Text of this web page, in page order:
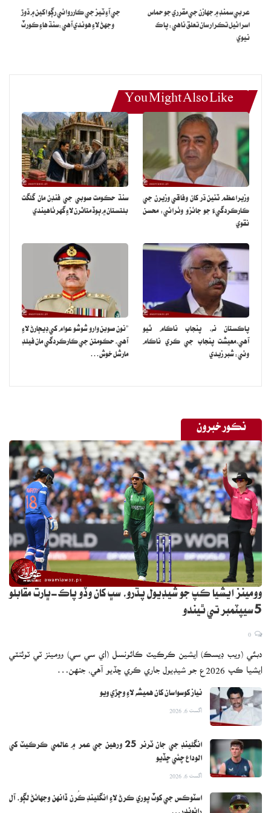
بيٽ جي نشان جي ڪيس کي 10 جنوري تي ٻڌڻي جي لاءِ مقرر ڪري
عربي سمنڊ ۾ جهازن جي مقرري جو حماس
اسرائيل تڪرار سان تعلق ناهي: پاڪ
نيوي
جي آءِ ٽيز جي ڪارروائي رڳو اکين ۾ ڌوڙ
وجهڻ لاءِ هوندي آهي:سنڌ هاءِ ڪورٽ
You Might Also Like
وزيراعظم ٽئين ڌر کان وفاقي وزيرن جي
ڪارڪردگيءَ جو جائزو وٺرائي: محسن
نقوي
سنڌ حڪومت صوبي جي فنڊن مان گلگت
بلتستان ۾ ٻوڏ متاثرن لاءِ گهر ٺاهيندي
پاڪستان نه، پنجاب ناڪام ٿيو
آهي،معيشت پنجاب جي ڪري ناڪام
وئي: شبر زيدي
”نون صوبن وارو شوشو عوام کي ڊيڄارڻ لاءِ
آهي، حڪومتن جي ڪارڪردگي مان فيلڊ
مارشل خوش…
نڪور خبرون
وومينز ايشيا ڪپ جو شيڊيول پڌرو، سڀ کان وڏو پاڪ-ڀارت مقابلو
5 سيپٽمبر تي ٿيندو
دبئي (ويب ڊيسڪ) ايشين ڪرڪيٽ ڪائونسل (اي سي سي) وومينز ٽي ٽوئنٽي
ايشيا ڪپ 2026ع جو شيڊيول جاري ڪري ڇڏيو آهي، جنهن…
نياز کوسواسان کان هميشه لاءِ وڇڙي ويو
اگست 6, 2026
انگلينڊ جي جان ٽرنر 25 ورهين جي عمر ۾ عالمي ڪرڪيٽ کي
الوداع چئي ڇڏيو
اگست 6, 2026
اسٽوڪس جي کوٽ پوري ڪرڻ لاءِ انگلينڊ ڪُرن ڏانهن وجهائڻ لڳو، آل